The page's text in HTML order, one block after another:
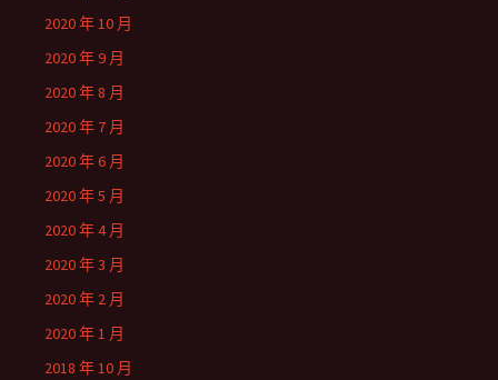
2020 年 10 月
2020 年 9 月
2020 年 8 月
2020 年 7 月
2020 年 6 月
2020 年 5 月
2020 年 4 月
2020 年 3 月
2020 年 2 月
2020 年 1 月
2018 年 10 月